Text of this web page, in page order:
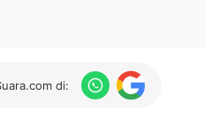
di: